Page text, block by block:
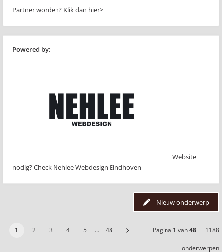
Partner worden? Klik dan hier>
Powered by:
Website
nodig? Check Nehlee Webdesign Eindhoven
Nieuw onderwerp
1 2 3 4 5 … 48 Pagina 1 van48 1188
onderwerpen